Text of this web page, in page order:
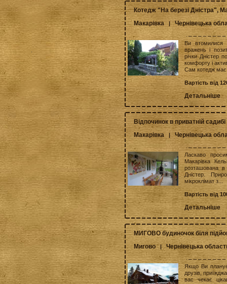
Котедж "На березі Дністра",
Макарівка |Чернівецька
Ви втомилися
вражень і
річки Дністер
комфорту і
Сам котедж має
Вартість від
Детальніше
Відпочинок в приватній
Макарівка
| Чернівецька
Ласкаво
Макарівка
розташована в
Дністер.
мікроклімат з...
Вартість від
Детальніше
МИГОВО будиночок біля
Мигово |Чернівецька
Якщо Ви
друзів,
вас чекає